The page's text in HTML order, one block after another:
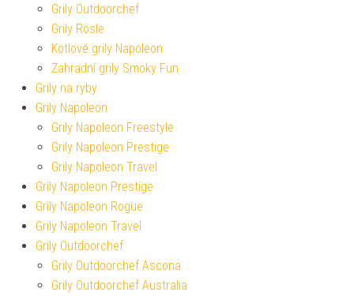
Grily Outdoorchef
Grily Rösle
Kotlové grily Napoleon
Zahradní grily Smoky Fun
Grily na ryby
Grily Napoleon
Grily Napoleon Freestyle
Grily Napoleon Prestige
Grily Napoleon Travel
Grily Napoleon Prestige
Grily Napoleon Rogue
Grily Napoleon Travel
Grily Outdoorchef
Grily Outdoorchef Ascona
Grily Outdoorchef Australia